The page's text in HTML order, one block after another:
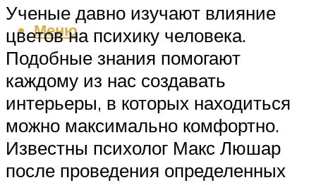
Меню
Ученые давно изучают влияние
цветов на психику человека.
Подобные знания помогают
каждому из нас создавать
интерьеры, в которых находиться
можно максимально комфортно.
Известны психолог Макс Люшар
после проведения определенных